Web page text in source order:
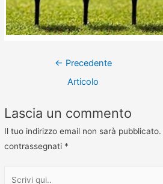
← Precedente
Articolo
Lascia un commento
Il tuo indirizzo email non sarà pubblicato.
contrassegnati *